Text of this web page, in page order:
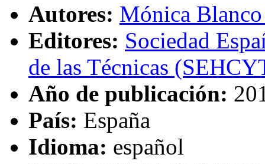
Autores: Mónica
Editores: Sociedad
de las Técnicas
Año de publicación:
País: España
Idioma: español